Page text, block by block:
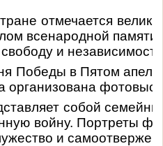
отмечается
всенародной
и
Победы в Пятом
организована
собой
войну. Портреты
и